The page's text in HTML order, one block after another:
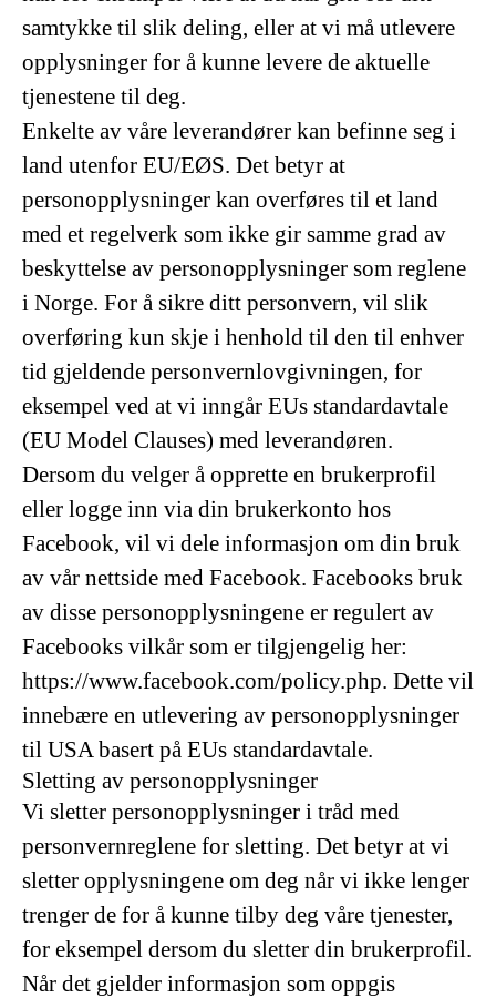
samtykke til slik deling, eller at vi må utlevere
opplysninger for å kunne levere de aktuelle
tjenestene til deg.
Enkelte av våre leverandører kan befinne seg i
land utenfor EU/EØS. Det betyr at
personopplysninger kan overføres til et land
med et regelverk som ikke gir samme grad av
beskyttelse av personopplysninger som reglene
i Norge. For å sikre ditt personvern, vil slik
overføring kun skje i henhold til den til enhver
tid gjeldende personvernlovgivningen, for
eksempel ved at vi inngår EUs standardavtale
(EU Model Clauses) med leverandøren.
Dersom du velger å opprette en brukerprofil
eller logge inn via din brukerkonto hos
Facebook, vil vi dele informasjon om din bruk
av vår nettside med Facebook. Facebooks bruk
av disse personopplysningene er regulert av
Facebooks vilkår som er tilgjengelig her:
https://www.facebook.com/policy.php. Dette vil
innebære en utlevering av personopplysninger
til USA basert på EUs standardavtale.
Sletting av personopplysninger
Vi sletter personopplysninger i tråd med
personvernreglene for sletting. Det betyr at vi
sletter opplysningene om deg når vi ikke lenger
trenger de for å kunne tilby deg våre tjenester,
for eksempel dersom du sletter din brukerprofil.
Når det gjelder informasjon som oppgis